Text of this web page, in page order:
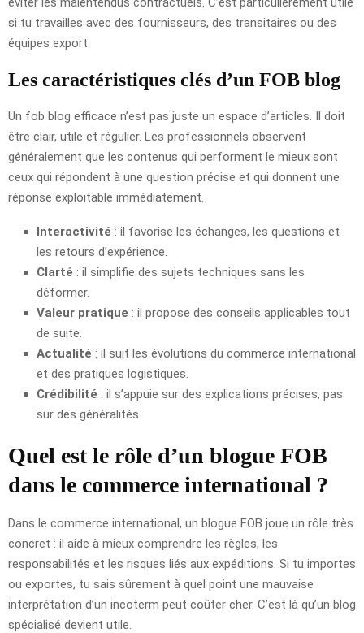
si tu travailles avec des fournisseurs, des transitaires ou des
équipes export.
Les caractéristiques clés d’un FOB blog
Un fob blog efficace n’est pas juste un espace d’articles. Il doit
être clair, utile et régulier. Les professionnels observent
généralement que les contenus qui performent le mieux sont
ceux qui répondent à une question précise et qui donnent une
réponse exploitable immédiatement.
Interactivité : il favorise les échanges, les questions et
les retours d’expérience.
Clarté : il simplifie des sujets techniques sans les
déformer.
Valeur pratique : il propose des conseils applicables tout
de suite.
Actualité : il suit les évolutions du commerce international
et des pratiques logistiques.
Crédibilité : il s’appuie sur des explications précises, pas
sur des généralités.
Quel est le rôle d’un blogue FOB
dans le commerce international ?
Dans le commerce international, un blogue FOB joue un rôle très
concret : il aide à mieux comprendre les règles, les
responsabilités et les risques liés aux expéditions. Si tu importes
ou exportes, tu sais sûrement à quel point une mauvaise
interprétation d’un incoterm peut coûter cher. C’est là qu’un blog
spécialisé devient utile.